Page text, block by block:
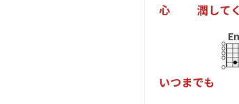
心 潤してく
いつまでも